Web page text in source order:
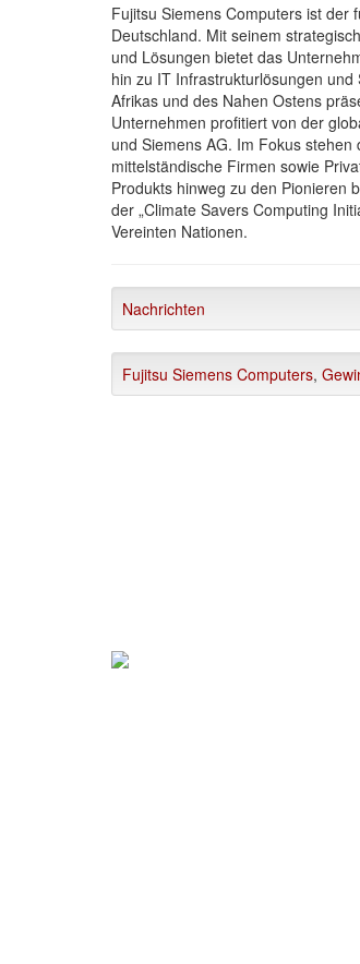
Fujitsu Siemens Computers ist der
Deutschland. Mit seinem
und Lösungen bietet das
hin zu IT Infrastrukturlösungen
Afrikas und des Nahen Ostens
Unternehmen profitiert von der
und Siemens AG. Im Fokus
mittelständische Firmen sowie
Produkts hinweg zu den Pionieren
der „Climate Savers Computing
Vereinten Nationen.
Nachrichten
Fujitsu Siemens Computers,